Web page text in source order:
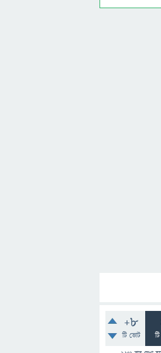
+8
টি ভোট